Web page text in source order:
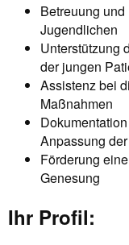
Betreuung
Jugendlichen
Unterstützung
der jungen
Assistenz bei
Maßnahmen
Anpassung
Förderung
Genesung
Ihr Profil: